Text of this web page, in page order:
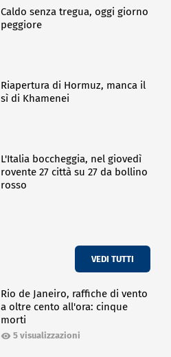
Caldo senza tregua, oggi giorno
peggiore
Riapertura di Hormuz, manca il
sì di Khamenei
L'Italia boccheggia, nel giovedì
rovente 27 città su 27 da bollino
rosso
VEDI TUTTI
Rio de Janeiro, raffiche di vento
a oltre cento all'ora: cinque
morti
5 visualizzazioni